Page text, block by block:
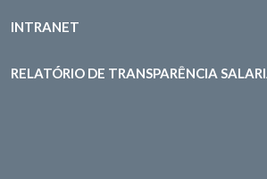
INTRANET
RELATÓRIO DE TRANSPARÊNCIA